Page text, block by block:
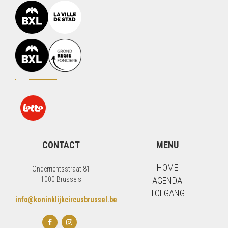
CONTACT
Onderrichtsstraat 81
1000 Brussels
info@koninklijkcircusbrussel.be
MENU
HOME
AGENDA
TOEGANG